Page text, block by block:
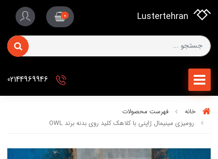
Lustertehran
0
خانه
فهرست محصولات
رومیزی مینیمال ژاپنی با کلاهک کلید روی بدنه برند OWL